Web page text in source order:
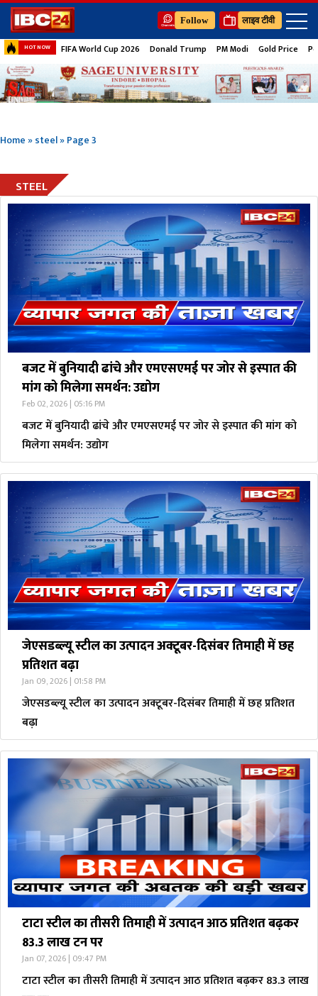
Follow लाइव टीवी
HOT NOW FIFA World Cup 2026 Donald Trump PM Modi Gold Price
Home»steel»Page 3
STEEL
बजट में बुनियादी ढांचे और एमएसएमई पर जोर से इस्पात की
मांग को मिलेगा समर्थन: उद्योग
Feb 02, 2026 | 05:16 PM
बजट में बुनियादी ढांचे और एमएसएमई पर जोर से इस्पात की मांग को
मिलेगा समर्थन: उद्योग
जेएसडब्ल्यू स्टील का उत्पादन अक्टूबर-दिसंबर तिमाही में छह
प्रतिशत बढ़ा
Jan 09, 2026 | 01:58 PM
जेएसडब्ल्यू स्टील का उत्पादन अक्टूबर-दिसंबर तिमाही में छह प्रतिशत
बढ़ा
टाटा स्टील का तीसरी तिमाही में उत्पादन आठ प्रतिशत बढ़कर
83.3 लाख टन पर
Jan 07, 2026 | 09:47 PM
टाटा स्टील का तीसरी तिमाही में उत्पादन आठ प्रतिशत बढ़कर 83.3 लाख